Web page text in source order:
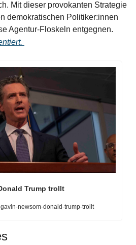
Mit dieser provokanten Strategie
demokratischen Politiker:innen
Trump trollt
newsom-donald-trump-trollt